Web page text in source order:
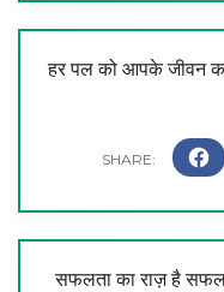
हर पल को आपके जीवन
सफलता का राज़ है